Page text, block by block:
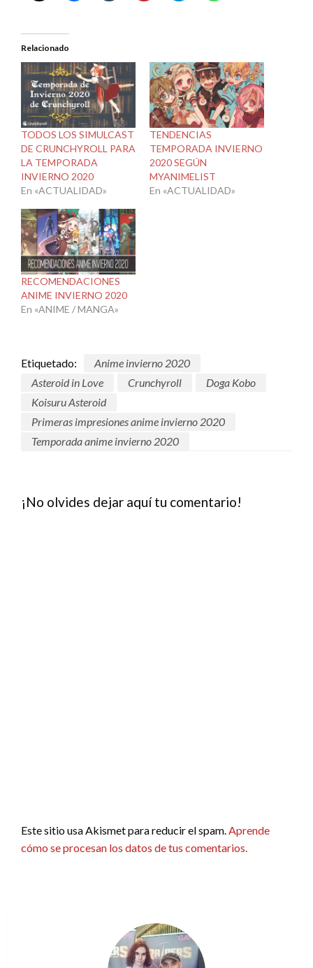
Relacionado
TODOS LOS SIMULCAST
DE CRUNCHYROLL PARA
LA TEMPORADA
INVIERNO 2020
En «ACTUALIDAD»
TENDENCIAS
TEMPORADA INVIERNO
2020 SEGÚN
MYANIMELIST
En «ACTUALIDAD»
RECOMENDACIONES
ANIME INVIERNO 2020
En «ANIME / MANGA»
Etiquetado:
Anime invierno 2020
Asteroid in Love
Crunchyroll
Doga Kobo
Koisuru Asteroid
Primeras impresiones anime invierno 2020
Temporada anime invierno 2020
¡No olvides dejar aquí tu comentario!
Este sitio usa Akismet para reducir el spam. Aprende
cómo se procesan los datos de tus comentarios.